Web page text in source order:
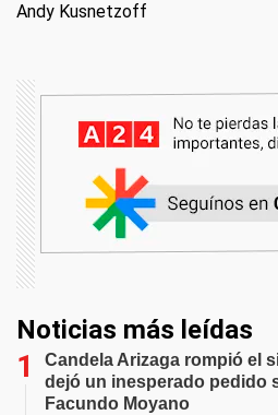
Andy Kusnetzoff
Noticias más leídas
Candela Arizaga rompió el
dejó un inesperado pedido
Facundo Moyano